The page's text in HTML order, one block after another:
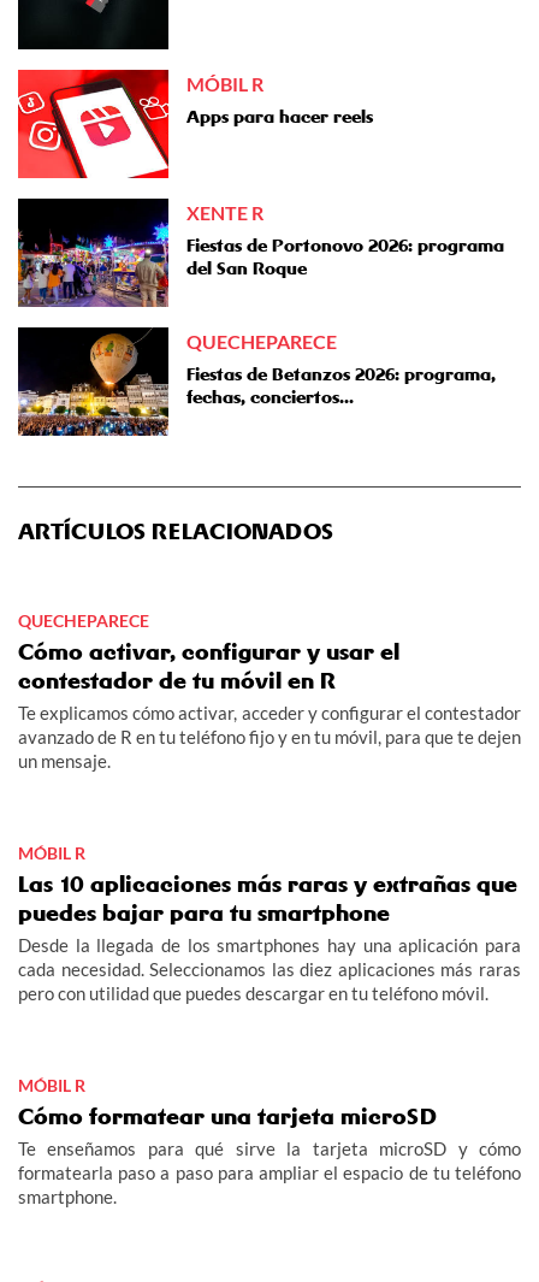
MÓBIL R
Apps para hacer reels
XENTE R
Fiestas de Portonovo 2026: programa
del San Roque
QUECHEPARECE
Fiestas de Betanzos 2026: programa,
fechas, conciertos...
ARTÍCULOS RELACIONADOS
QUECHEPARECE
Cómo activar, configurar y usar el
contestador de tu móvil en R
Te explicamos cómo activar, acceder y configurar el contestador
avanzado de R en tu teléfono fijo y en tu móvil, para que te dejen
un mensaje.
MÓBIL R
Las 10 aplicaciones más raras y extrañas que
puedes bajar para tu smartphone
Desde la llegada de los smartphones hay una aplicación para
cada necesidad. Seleccionamos las diez aplicaciones más raras
pero con utilidad que puedes descargar en tu teléfono móvil.
MÓBIL R
Cómo formatear una tarjeta microSD
Te enseñamos para qué sirve la tarjeta microSD y cómo
formatearla paso a paso para ampliar el espacio de tu teléfono
smartphone.